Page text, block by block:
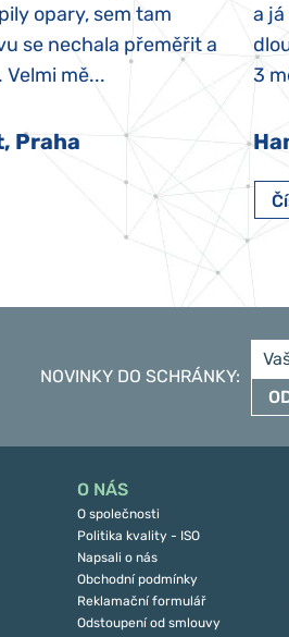
opary, sem tam
se nechala přeměřit a
Velmi mě...
Praha
a
3
NOVINKY DO SCHRÁNKY:
O NÁS
O společnosti
Politika kvality - ISO
Napsali o nás
Obchodní podmínky
Reklamační formulář
Odstoupení od smlouvy